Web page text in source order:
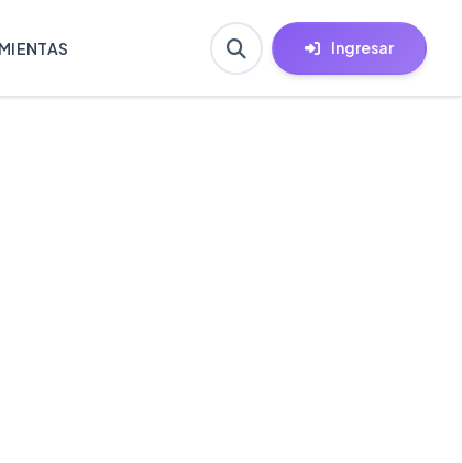
Ingresar